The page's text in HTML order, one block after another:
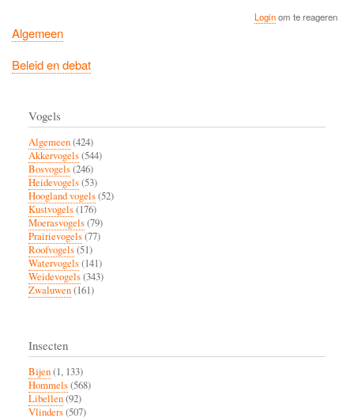
Loginom te reageren
Algemeen
Beleid en debat
Vogels
Algemeen(424)
Akkervogels(544)
Bosvogels(246)
Heidevogels(53)
Hoogland vogels(52)
Kustvogels(176)
Moerasvogels(79)
Prairievogels(77)
Roofvogels(51)
Watervogels(141)
Weidevogels(343)
Zwaluwen(161)
Insecten
Bijen(1, 133)
Hommels(568)
Libellen(92)
Vlinders(507)